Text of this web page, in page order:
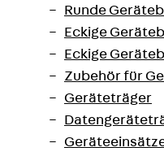
Runde
Eckige
Eckige
Zubehör für
Geräteträger